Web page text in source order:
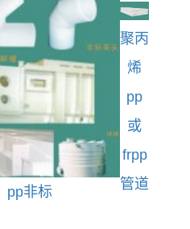
pp非标
聚丙
烯
pp
或
frpp
管道